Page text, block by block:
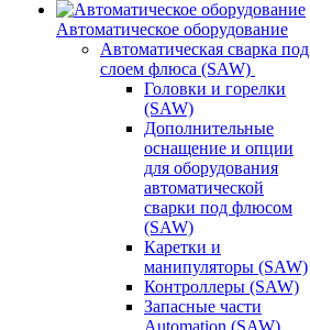
Автоматическое оборудование
Автоматическая сварка под
слоем флюса (SAW)
Головки и горелки
(SAW)
Дополнительные
оснащение и опции
для оборудования
автоматической
сварки под флюсом
(SAW)
Каретки и
манипуляторы (SAW)
Контроллеры (SAW)
Запасные части
Automation (SAW)